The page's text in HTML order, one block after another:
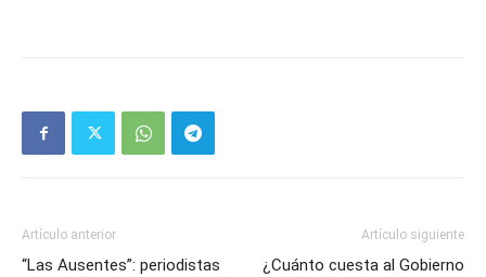
Artículo anterior
“Las Ausentes”: periodistas
Artículo siguiente
¿Cuánto cuesta al Gobierno